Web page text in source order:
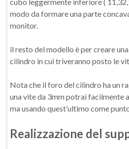
cubo leggermente inferiore (
modo da formare una parte
monitor.
il resto del modello è per creare
cilindro in cui triveranno posto le
Nota che il foro del cilindro ha un
una vite da 3mm potrai facilmente
ma usando quest’ultimo come
Realizzazione del